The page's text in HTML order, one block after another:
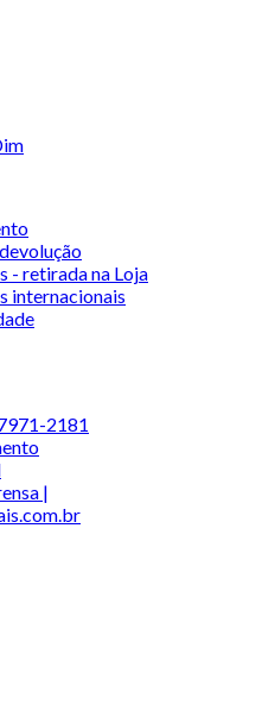
- retirada na Loja
internacionais
2181
|